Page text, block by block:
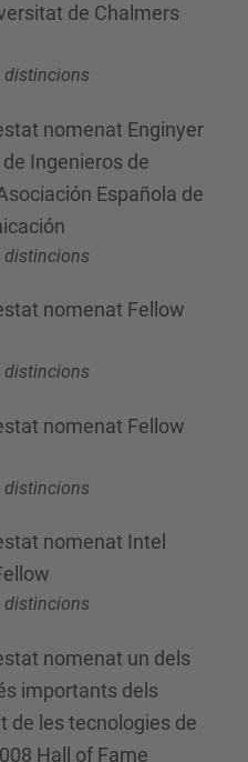
de Chalmers
distincions
nomenat Enginyer
Ingenieros de
Española de
distincions
nomenat Fellow
distincions
nomenat Fellow
distincions
nomenat Intel
distincions
nomenat un dels
importants dels
de les tecnologies de
Hall of Fame